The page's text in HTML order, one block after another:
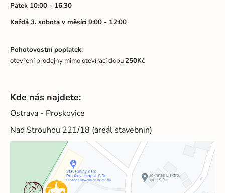
Pátek 10:00 - 16:30
Každá 3. sobota v měsíci 9:00 - 12:00
Pohotovostní poplatek:
otevření prodejny mimo otevírací dobu250Kč
Kde nás najdete:
Ostrava - Proskovice
Nad Strouhou 221/18 (areál stavebnin)